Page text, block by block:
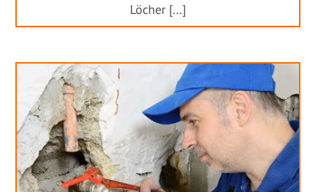
Löcher […]